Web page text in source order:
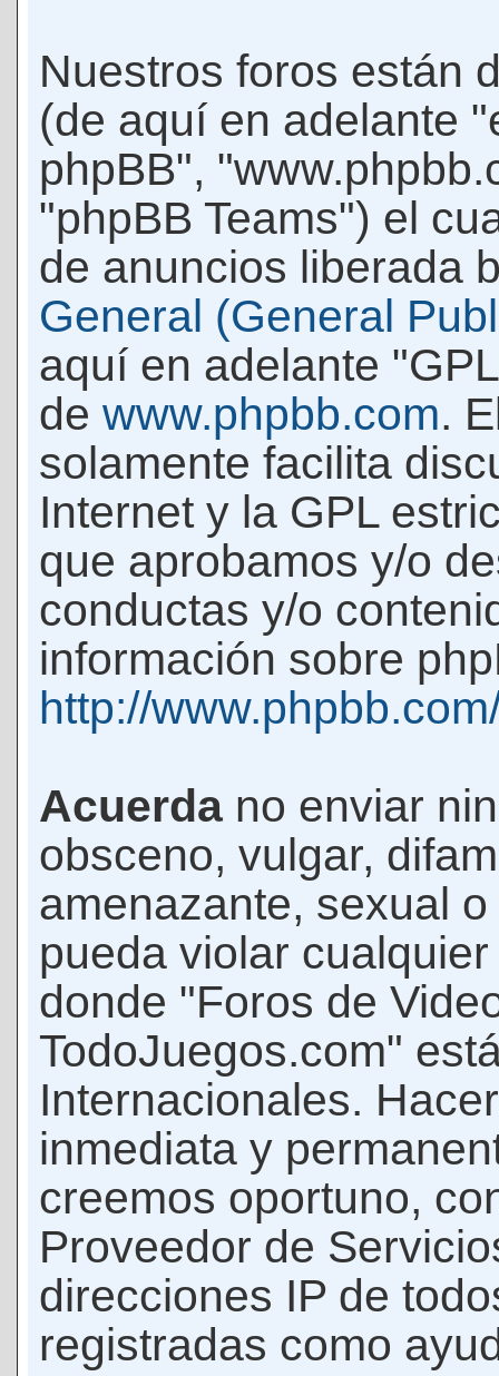
Nuestros foros están
(de aquí en adelante
phpBB",
"phpBB Teams") el
de anuncios liberada
General (General
aquí en adelante
de www.phpbb.com.
solamente facilita
Internet y la GPL
que aprobamos y/o
conductas y/o
información sobre
http://
Acuerda no enviar
obsceno, vulgar,
amenazante, sexual
pueda violar
donde "Foros de
TodoJuegos.com"
Internacionales.
inmediata y
creemos oportuno,
Proveedor de
direcciones IP de
registradas como